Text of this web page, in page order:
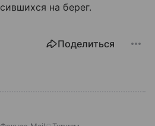
на берег.
Поделиться